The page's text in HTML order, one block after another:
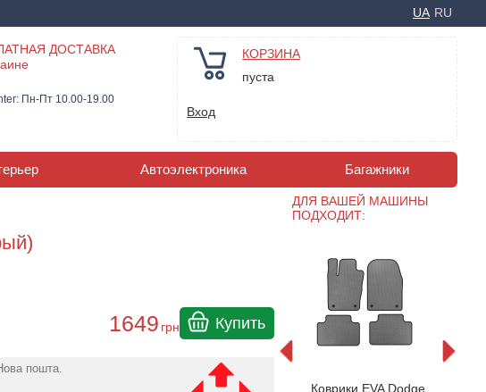
UA RU
ДОСТАВКА
Пн-Пт 10.00-19.00
КОРЗИНА
пуста
Вход
Автоэлектроника Багажники
1649 грн Купить
пошта.
ДЛЯ ВАШЕЙ МАШИНЫ
ПОДХОДИТ:
в салон DODGE
Коврики в салон DODGE
Коврики EVA Dodge